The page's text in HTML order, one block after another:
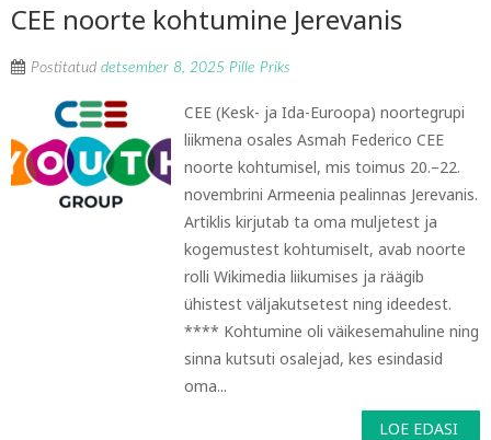
CEE noorte kohtumine Jerevanis
Postitatud detsember 8, 2025 Pille Priks
CEE (Kesk- ja Ida-Euroopa) noortegrupi
liikmena osales Asmah Federico CEE
noorte kohtumisel, mis toimus 20.–22.
novembrini Armeenia pealinnas Jerevanis.
Artiklis kirjutab ta oma muljetest ja
kogemustest kohtumiselt, avab noorte
rolli Wikimedia liikumises ja räägib
ühistest väljakutsetest ning ideedest.
**** Kohtumine oli väikesemahuline ning
sinna kutsuti osalejad, kes esindasid
oma...
LOE EDASI